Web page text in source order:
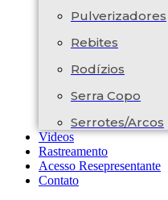
Pulverizadores
Rebites
Rodízios
Serra Copo
Serrotes/Arcos
Videos
Rastreamento
Acesso Resepresentante
Contato